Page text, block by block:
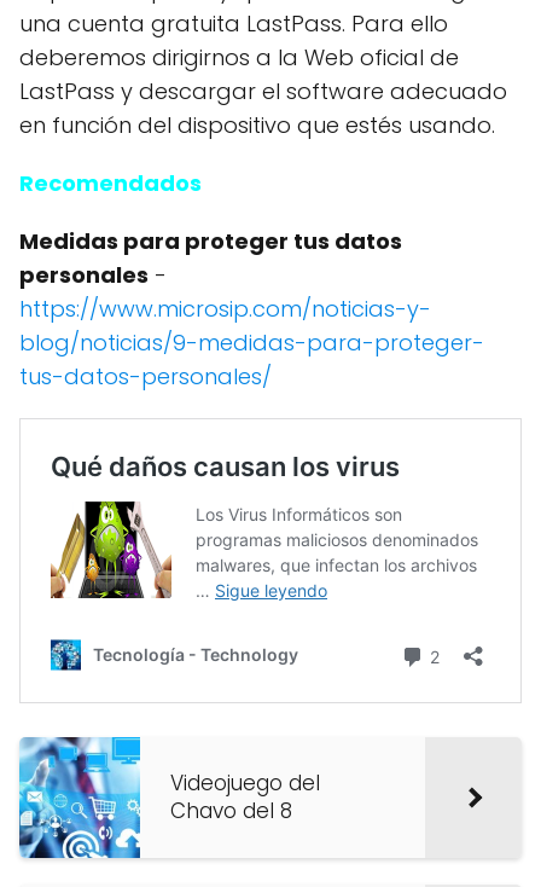
una cuenta gratuita LastPass. Para ello
deberemos dirigirnos a la Web oficial de
LastPass y descargar el software adecuado
en función del dispositivo que estés usando.
Recomendados
Medidas para proteger tus datos
personales -
https://www.microsip.com/noticias-y-
blog/noticias/9-medidas-para-proteger-
tus-datos-personales/
Videojuego del
Chavo del 8